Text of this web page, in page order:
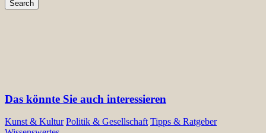
Search
Das könnte Sie auch interessieren
Kunst & Kultur Politik & Gesellschaft Tipps & Ratgeber